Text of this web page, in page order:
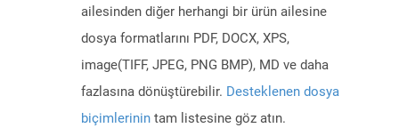
ailesinden diğer herhangi bir ürün ailesine
dosya formatlarını PDF, DOCX, XPS,
image(TIFF, JPEG, PNG BMP), MD ve daha
fazlasına dönüştürebilir. Desteklenen dosya
biçimlerinin tam listesine göz atın.